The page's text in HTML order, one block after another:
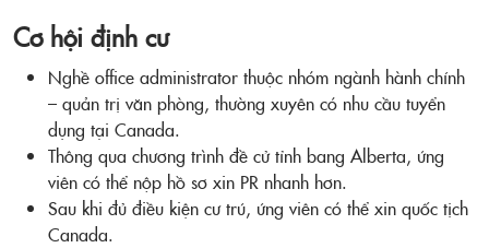
Cơ hội định cư
Nghề office administrator thuộc nhóm ngành hành chính
– quản trị văn phòng, thường xuyên có nhu cầu tuyển
dụng tại Canada.
Thông qua chương trình đề cử tỉnh bang Alberta, ứng
viên có thể nộp hồ sơ xin PR nhanh hơn.
Sau khi đủ điều kiện cư trú, ứng viên có thể xin quốc tịch
Canada.